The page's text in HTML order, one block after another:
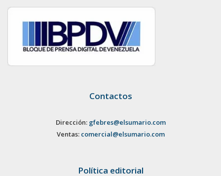
Contactos
Dirección: gfebres@elsumario.com
Ventas: comercial@elsumario.com
Política editorial